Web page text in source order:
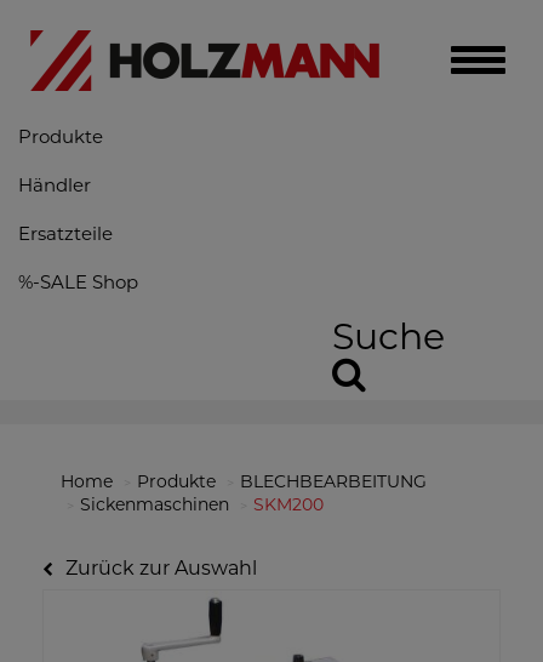
Toggle
Produkte
Händler
Ersatzteile
%-SALE Shop
Suche
Home Produkte
BLECHBEARBEITUNG
Sickenmaschinen
SKM200
Zurück zur Auswahl